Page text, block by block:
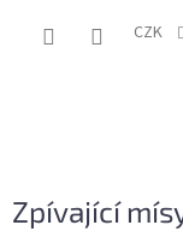
CZK
Zpívající